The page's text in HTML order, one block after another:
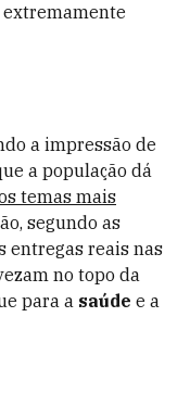
a impressão de
a população dá
temas mais
segundo as
entregas reais nas
no topo da
para a saúde e a